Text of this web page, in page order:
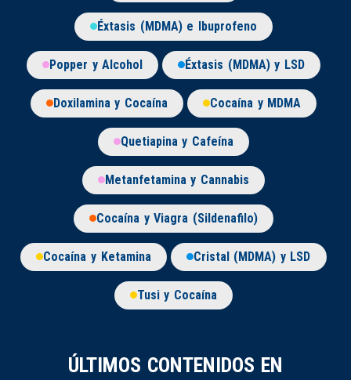
Éxtasis (MDMA) e Ibuprofeno
Popper y Alcohol Éxtasis (MDMA) y LSD
Doxilamina y Cocaína Cocaína y MDMA
Quetiapina y Cafeína
Metanfetamina y Cannabis
Cocaína y Viagra (Sildenafilo)
Cocaína y Ketamina Cristal (MDMA) y LSD
Tusi y Cocaína
ÚLTIMOS CONTENIDOS EN